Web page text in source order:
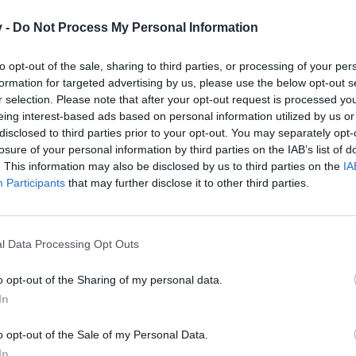
- Do Not Process My Personal Information
opt-out of the sale, sharing to third parties, or processing of your
for targeted advertising by us, please use the below opt-out
selection. Please note that after your opt-out request is processed
interest-based ads based on personal information utilized by us
to third parties prior to your opt-out. You may separately
of your personal information by third parties on the IAB’s list of
This information may also be disclosed by us to third parties on the
Participants that may further disclose it to other third parties.
Data Processing Opt Outs
opt-out of the Sharing of my personal data.
opt-out of the Sale of my Personal Data.
Küchenschlüsseln Küchenstäbe.Angeblich kann man die in
Dezember Event in Kingshill, wo es das erste mal die neuen
klicken sollte/musste.
keine Funktion, die könnten im Dezember aber wieder relevant